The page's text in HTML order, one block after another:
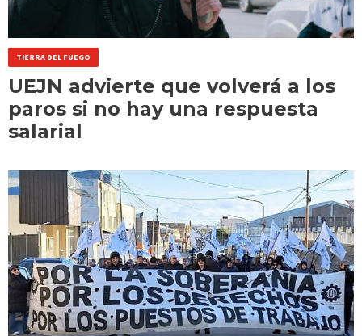
TIERRA DEL FUEGO
UEJN advierte que volverá a los
paros si no hay una respuesta
salarial